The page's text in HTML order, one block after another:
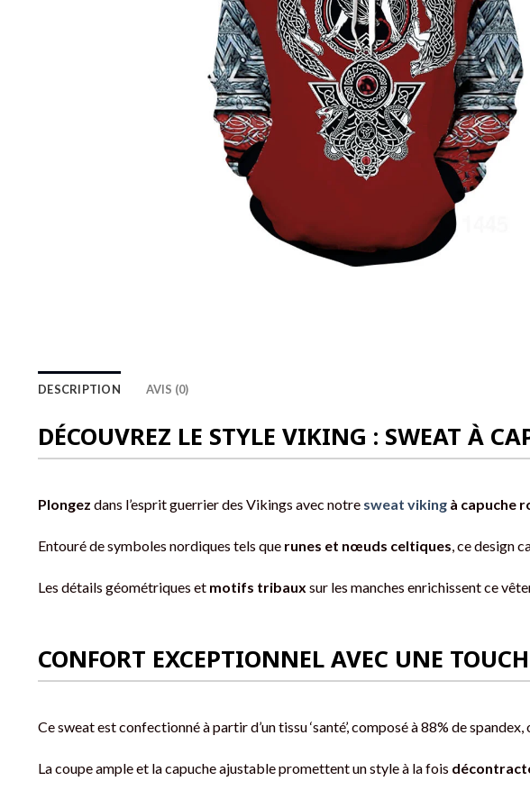
DESCRIPTION AVIS (0)
DÉCOUVREZ LE STYLE VIKING : SWEAT À
Plongez dans l’esprit guerrier des Vikings avec notre sweat viking à capuche
Entouré de symboles nordiques tels que runes et nœuds celtiques, ce design
Les détails géométriques et motifs tribaux sur les manches enrichissent ce
CONFORT EXCEPTIONNEL AVEC UNE
Ce sweat est confectionné à partir d’un tissu ‘santé’, composé à 88% de
La coupe ample et la capuche ajustable promettent un style à la fois